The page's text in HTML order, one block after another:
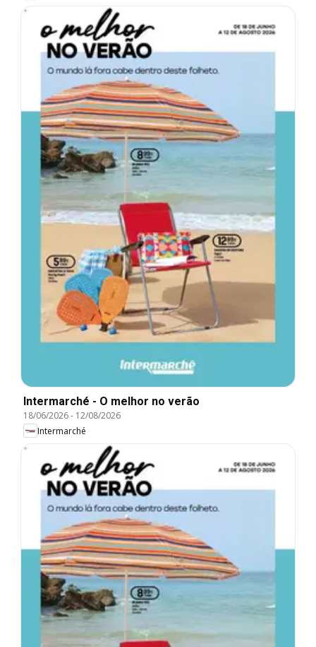
Intermarché - O melhor no verão
18/06/2026- 12/08/2026
Intermarché